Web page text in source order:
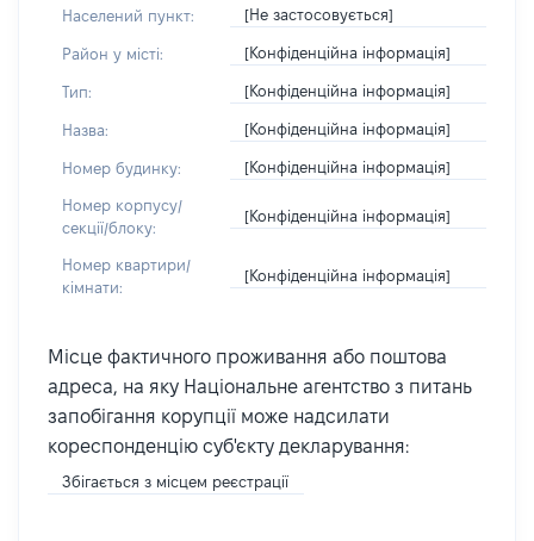
Населений пункт: [Не застосовується]
Район у місті: [Конфіденційна інформація]
Тип: [Конфіденційна інформація]
Назва: [Конфіденційна інформація]
Номер будинку: [Конфіденційна інформація]
Номер корпусу/
секції/блоку:
[Конфіденційна інформація]
Номер квартири/
кімнати:
[Конфіденційна інформація]
Місце фактичного проживання або поштова
адреса, на яку Національне агентство з питань
запобігання корупції може надсилати
кореспонденцію суб'єкту декларування:
Збігається з місцем реєстрації